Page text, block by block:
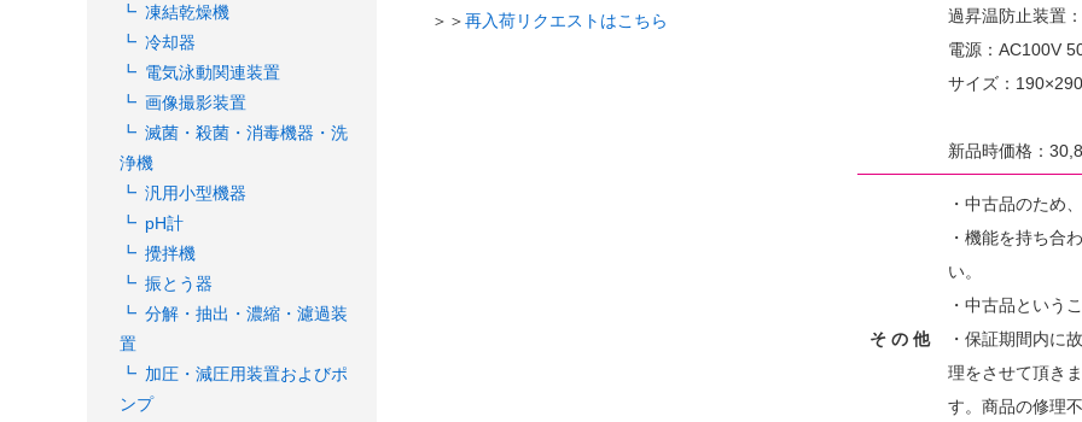
凍結乾燥機
冷却器
電気泳動関連装置
画像撮影装置
滅菌・殺菌・消毒機器・洗
浄機
汎用小型機器
pH計
攪拌機
振とう器
分解・抽出・濃縮・濾過装
置
加圧・減圧用装置およびポ
ンプ
＞＞再入荷リクエストはこちら
過昇温防止装置
電源：AC100V
サイズ：
新品時価格：
そ の 他
・中古品のため
・機能を持ち合
い。
・中古品という
・保証期間内に
理をさせて頂き
す。商品の修理